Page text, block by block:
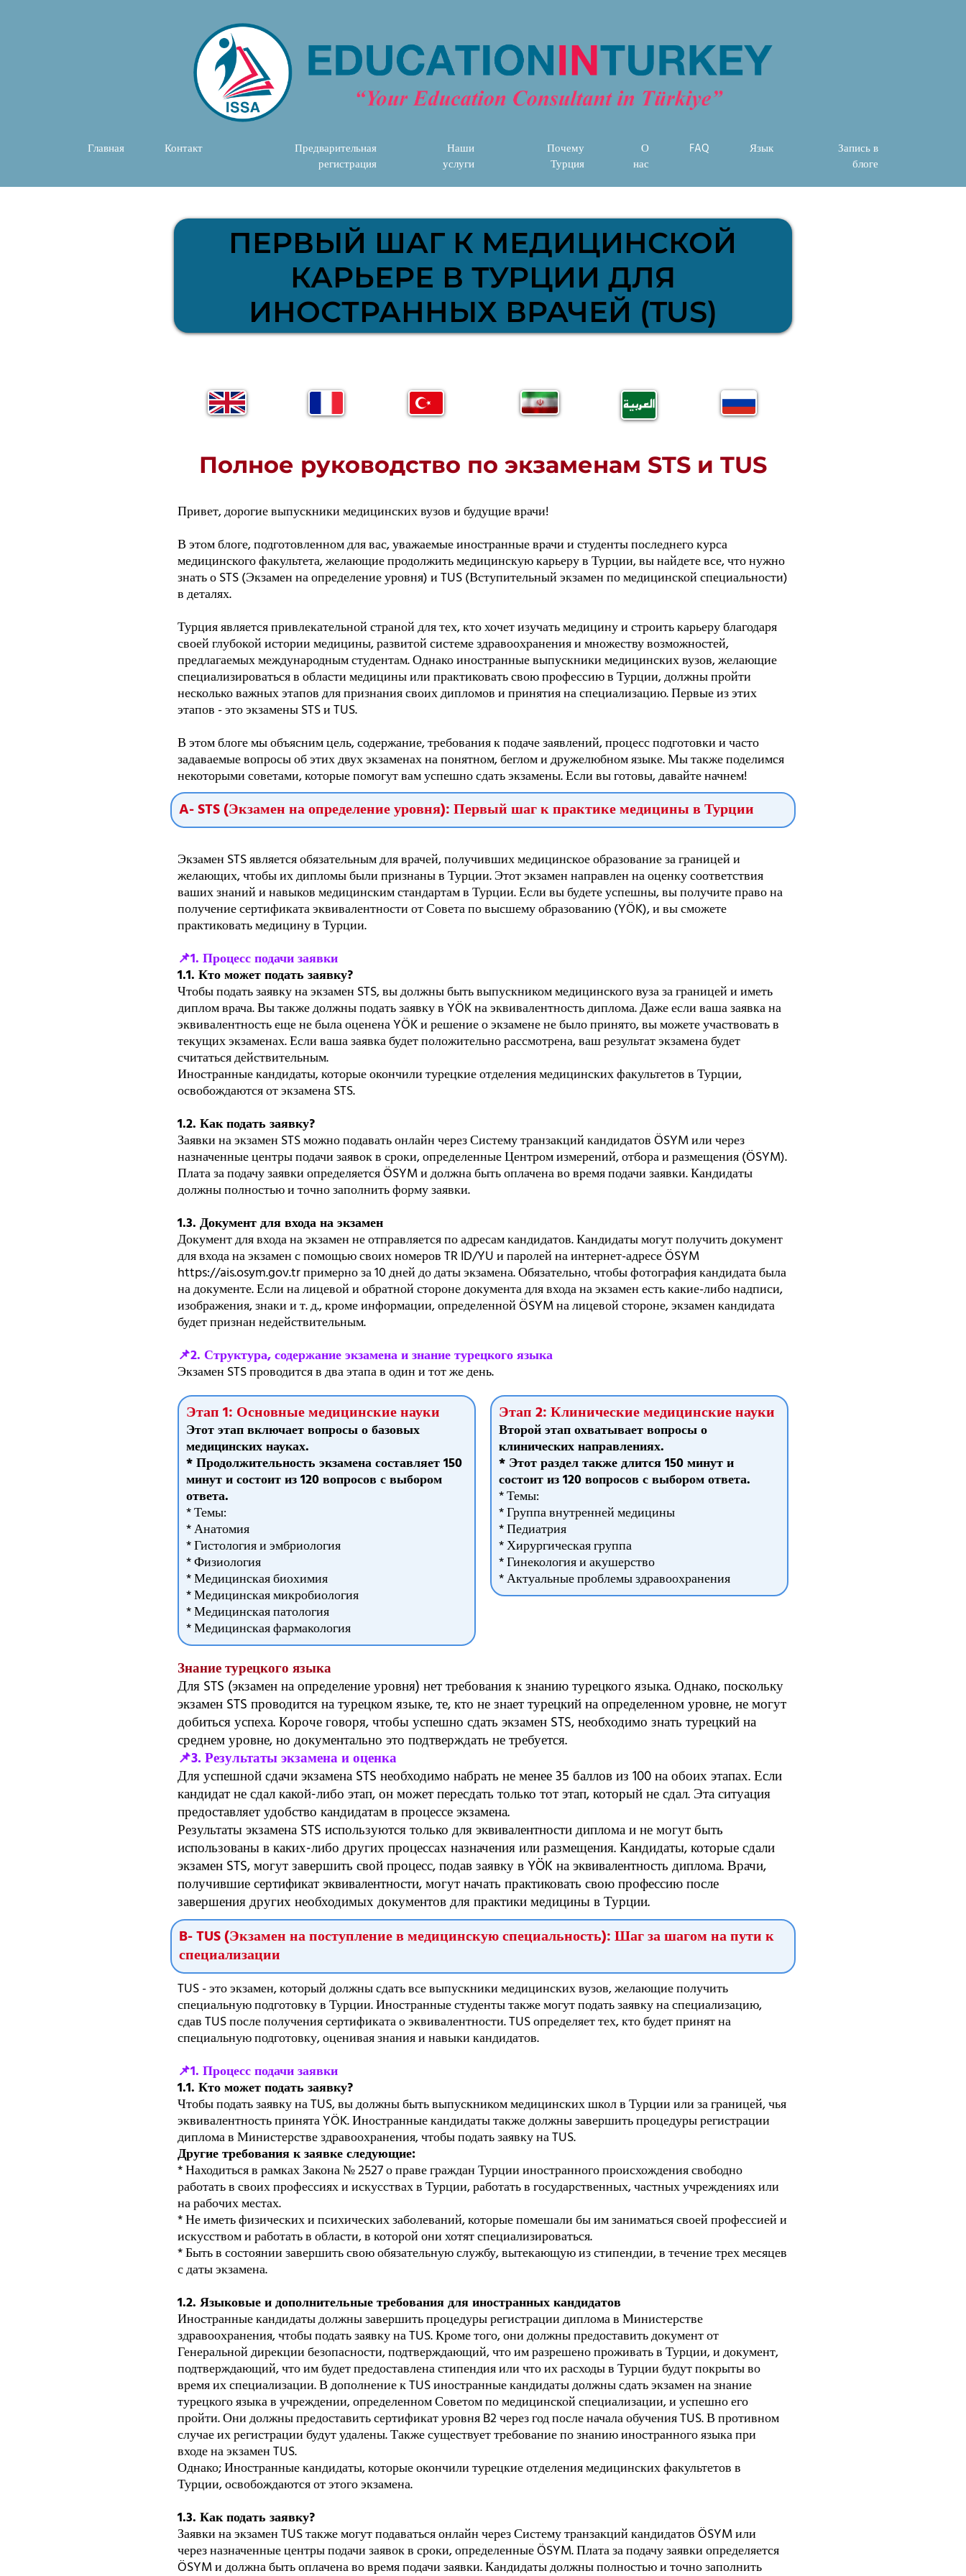
Главная Контакт
Предварительная
регистрация
Наши
услуги
Почему
Турция
О
нас
FAQ Язык
Запись в
блоге
ПЕРВЫЙ ШАГ К МЕДИЦИНСКОЙ
КАРЬЕРЕ В ТУРЦИИ ДЛЯ
ИНОСТРАННЫХ ВРАЧЕЙ (TUS)
Полное руководство по экзаменам STS и TUS
Привет, дорогие выпускники медицинских вузов и будущие врачи!
В этом блоге, подготовленном для вас, уважаемые иностранные врачи и студенты последнего курса
медицинского факультета, желающие продолжить медицинскую карьеру в Турции, вы найдете все, что нужно
знать о STS (Экзамен на определение уровня) и TUS (Вступительный экзамен по медицинской специальности)
в деталях.
Турция является привлекательной страной для тех, кто хочет изучать медицину и строить карьеру благодаря
своей глубокой истории медицины, развитой системе здравоохранения и множеству возможностей,
предлагаемых международным студентам. Однако иностранные выпускники медицинских вузов, желающие
специализироваться в области медицины или практиковать свою профессию в Турции, должны пройти
несколько важных этапов для признания своих дипломов и принятия на специализацию. Первые из этих
этапов - это экзамены STS и TUS.
В этом блоге мы объясним цель, содержание, требования к подаче заявлений, процесс подготовки и часто
задаваемые вопросы об этих двух экзаменах на понятном, беглом и дружелюбном языке. Мы также поделимся
некоторыми советами, которые помогут вам успешно сдать экзамены. Если вы готовы, давайте начнем!
A- STS (Экзамен на определение уровня): Первый шаг к практике медицины в Турции
Экзамен STS является обязательным для врачей, получивших медицинское образование за границей и
желающих, чтобы их дипломы были признаны в Турции. Этот экзамен направлен на оценку соответствия
ваших знаний и навыков медицинским стандартам в Турции. Если вы будете успешны, вы получите право на
получение сертификата эквивалентности от Совета по высшему образованию (YÖK), и вы сможете
практиковать медицину в Турции.
📌1. Процесс подачи заявки
1.1. Кто может подать заявку?
Чтобы подать заявку на экзамен STS, вы должны быть выпускником медицинского вуза за границей и иметь
диплом врача. Вы также должны подать заявку в YÖK на эквивалентность диплома. Даже если ваша заявка на
эквивалентность еще не была оценена YÖK и решение о экзамене не было принято, вы можете участвовать в
текущих экзаменах. Если ваша заявка будет положительно рассмотрена, ваш результат экзамена будет
считаться действительным.
Иностранные кандидаты, которые окончили турецкие отделения медицинских факультетов в Турции,
освобождаются от экзамена STS.
1.2. Как подать заявку?
Заявки на экзамен STS можно подавать онлайн через Систему транзакций кандидатов ÖSYM или через
назначенные центры подачи заявок в сроки, определенные Центром измерений, отбора и размещения (ÖSYM).
Плата за подачу заявки определяется ÖSYM и должна быть оплачена во время подачи заявки. Кандидаты
должны полностью и точно заполнить форму заявки.
1.3. Документ для входа на экзамен
Документ для входа на экзамен не отправляется по адресам кандидатов. Кандидаты могут получить документ
для входа на экзамен с помощью своих номеров TR ID/YU и паролей на интернет-адресе ÖSYM
https://ais.osym.gov.tr примерно за 10 дней до даты экзамена. Обязательно, чтобы фотография кандидата была
на документе. Если на лицевой и обратной стороне документа для входа на экзамен есть какие-либо надписи,
изображения, знаки и т. д., кроме информации, определенной ÖSYM на лицевой стороне, экзамен кандидата
будет признан недействительным.
📌2. Структура, содержание экзамена и знание турецкого языка
Экзамен STS проводится в два этапа в один и тот же день.
Этап 1: Основные медицинские науки
Этот этап включает вопросы о базовых
медицинских науках.
* Продолжительность экзамена составляет 150
минут и состоит из 120 вопросов с выбором
ответа.
* Темы:
* Анатомия
* Гистология и эмбриология
* Физиология
* Медицинская биохимия
* Медицинская микробиология
* Медицинская патология
* Медицинская фармакология
Этап 2: Клинические медицинские науки
Второй этап охватывает вопросы о
клинических направлениях.
* Этот раздел также длится 150 минут и
состоит из 120 вопросов с выбором ответа.
* Темы:
* Группа внутренней медицины
* Педиатрия
* Хирургическая группа
* Гинекология и акушерство
* Актуальные проблемы здравоохранения
Знание турецкого языка
Для STS (экзамен на определение уровня) нет требования к знанию турецкого языка. Однако, поскольку
экзамен STS проводится на турецком языке, те, кто не знает турецкий на определенном уровне, не могут
добиться успеха. Короче говоря, чтобы успешно сдать экзамен STS, необходимо знать турецкий на
среднем уровне, но документально это подтверждать не требуется.
📌3. Результаты экзамена и оценка
Для успешной сдачи экзамена STS необходимо набрать не менее 35 баллов из 100 на обоих этапах. Если
кандидат не сдал какой-либо этап, он может пересдать только тот этап, который не сдал. Эта ситуация
предоставляет удобство кандидатам в процессе экзамена.
Результаты экзамена STS используются только для эквивалентности диплома и не могут быть
использованы в каких-либо других процессах назначения или размещения. Кандидаты, которые сдали
экзамен STS, могут завершить свой процесс, подав заявку в YÖK на эквивалентность диплома. Врачи,
получившие сертификат эквивалентности, могут начать практиковать свою профессию после
завершения других необходимых документов для практики медицины в Турции.
B- TUS (Экзамен на поступление в медицинскую специальность): Шаг за шагом на пути к
специализации
TUS - это экзамен, который должны сдать все выпускники медицинских вузов, желающие получить
специальную подготовку в Турции. Иностранные студенты также могут подать заявку на специализацию,
сдав TUS после получения сертификата о эквивалентности. TUS определяет тех, кто будет принят на
специальную подготовку, оценивая знания и навыки кандидатов.
📌1. Процесс подачи заявки
1.1. Кто может подать заявку?
Чтобы подать заявку на TUS, вы должны быть выпускником медицинских школ в Турции или за границей, чья
эквивалентность принята YÖK. Иностранные кандидаты также должны завершить процедуры регистрации
диплома в Министерстве здравоохранения, чтобы подать заявку на TUS.
Другие требования к заявке следующие:
* Находиться в рамках Закона № 2527 о праве граждан Турции иностранного происхождения свободно
работать в своих профессиях и искусствах в Турции, работать в государственных, частных учреждениях или
на рабочих местах.
* Не иметь физических и психических заболеваний, которые помешали бы им заниматься своей профессией и
искусством и работать в области, в которой они хотят специализироваться.
* Быть в состоянии завершить свою обязательную службу, вытекающую из стипендии, в течение трех месяцев
с даты экзамена.
1.2. Языковые и дополнительные требования для иностранных кандидатов
Иностранные кандидаты должны завершить процедуры регистрации диплома в Министерстве
здравоохранения, чтобы подать заявку на TUS. Кроме того, они должны предоставить документ от
Генеральной дирекции безопасности, подтверждающий, что им разрешено проживать в Турции, и документ,
подтверждающий, что им будет предоставлена стипендия или что их расходы в Турции будут покрыты во
время их специализации. В дополнение к TUS иностранные кандидаты должны сдать экзамен на знание
турецкого языка в учреждении, определенном Советом по медицинской специализации, и успешно его
пройти. Они должны предоставить сертификат уровня B2 через год после начала обучения TUS. В противном
случае их регистрации будут удалены. Также существует требование по знанию иностранного языка при
входе на экзамен TUS.
Однако; Иностранные кандидаты, которые окончили турецкие отделения медицинских факультетов в
Турции, освобождаются от этого экзамена.
1.3. Как подать заявку?
Заявки на экзамен TUS также могут подаваться онлайн через Систему транзакций кандидатов ÖSYM или
через назначенные центры подачи заявок в сроки, определенные ÖSYM. Плата за подачу заявки определяется
ÖSYM и должна быть оплачена во время подачи заявки. Кандидаты должны полностью и точно заполнить